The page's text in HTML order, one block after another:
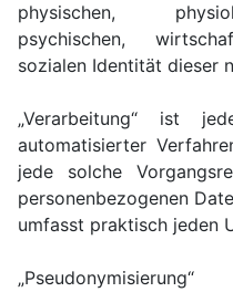
physischen,
psychischen,
sozialen Identität dieser
„Verarbeitung“ ist
automatisierter
jede solche
personenbezogenen
umfasst praktisch jeden